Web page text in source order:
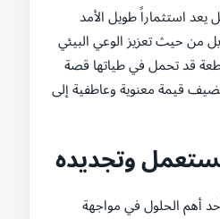
يعد استثماراً طويل الأمد
من حيث تعزيز الوعي البيئي
قد تحمل في طياتها قصة
يضيف قيمة معنوية وعاطفية إلى
وتجديده
أهم الحلول في مواجهة